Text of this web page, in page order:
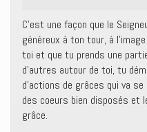
C’est une façon que le
généreux à ton tour, à
toi et que tu prends une
d’autres autour de toi, tu
d’actions de grâces qui va
des coeurs bien disposés et
grâce.